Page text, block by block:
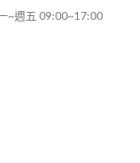
~週五 09:00~17:00